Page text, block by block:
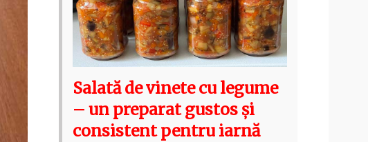
Salată de vinete cu legume
– un preparat gustos și
consistent pentru iarnă